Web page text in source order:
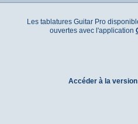
Les tablatures Guitar Pro
ouvertes avec l'application
Accéder à la